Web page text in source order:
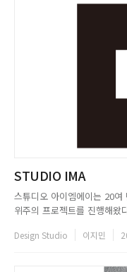
STUDIO IMA
스튜디오 아이엠에이는 20
위주의 프로젝트를 진행해왔
한다. 아이엠에이가 디자인한
Design Studio 이지민